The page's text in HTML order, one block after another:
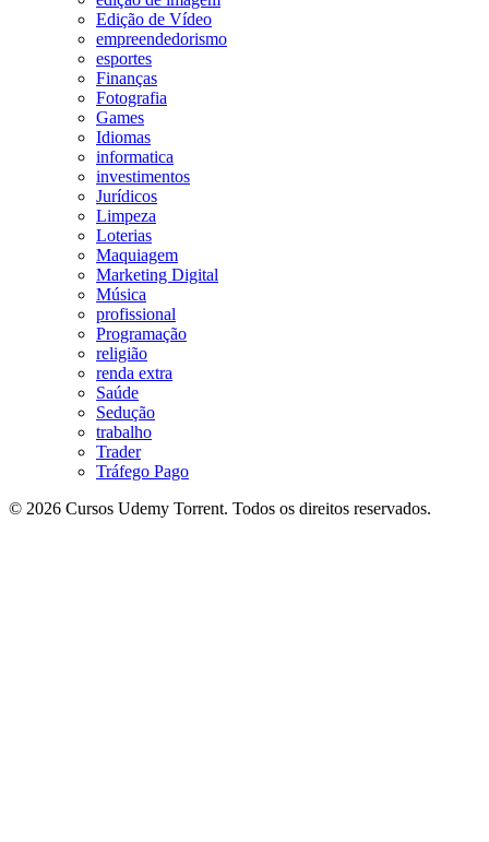
Edição de Vídeo
empreendedorismo
esportes
Finanças
Fotografia
Games
Idiomas
informatica
investimentos
Jurídicos
Limpeza
Loterias
Maquiagem
Marketing Digital
Música
profissional
Programação
religião
renda extra
Saúde
Sedução
trabalho
Trader
Tráfego Pago
© 2026 Cursos Udemy Torrent. Todos os direitos reservados.